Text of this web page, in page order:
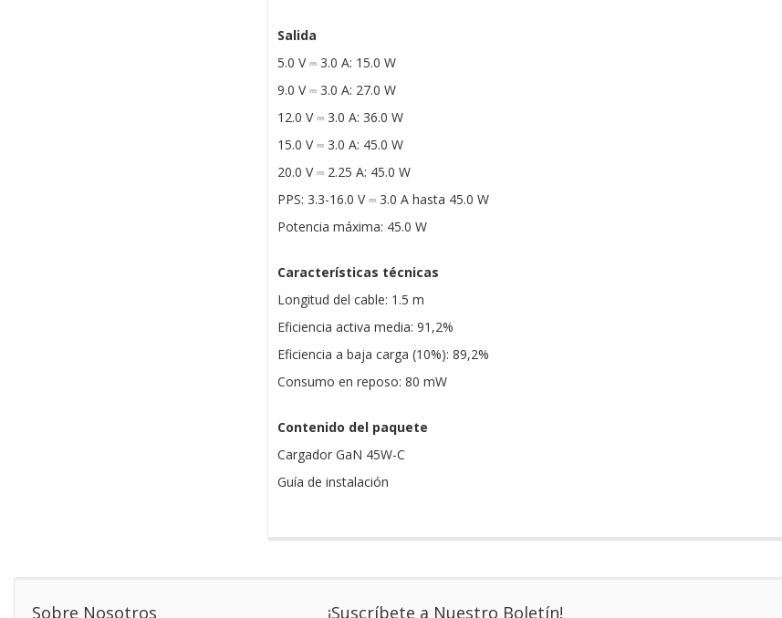
Salida
5.0 V ⎓ 3.0 A: 15.0 W
9.0 V ⎓ 3.0 A: 27.0 W
12.0 V ⎓ 3.0 A: 36.0 W
15.0 V ⎓ 3.0 A: 45.0 W
20.0 V ⎓ 2.25 A: 45.0 W
PPS: 3.3-16.0 V ⎓ 3.0 A hasta 45.0 W
Potencia máxima: 45.0 W
Características técnicas
Longitud del cable: 1.5 m
Eficiencia activa media: 91,2%
Eficiencia a baja carga (10%): 89,2%
Consumo en reposo: 80 mW
Contenido del paquete
Cargador GaN 45W-C
Guía de instalación
Sobre Nosotros ¡Suscríbete a Nuestro Boletín!